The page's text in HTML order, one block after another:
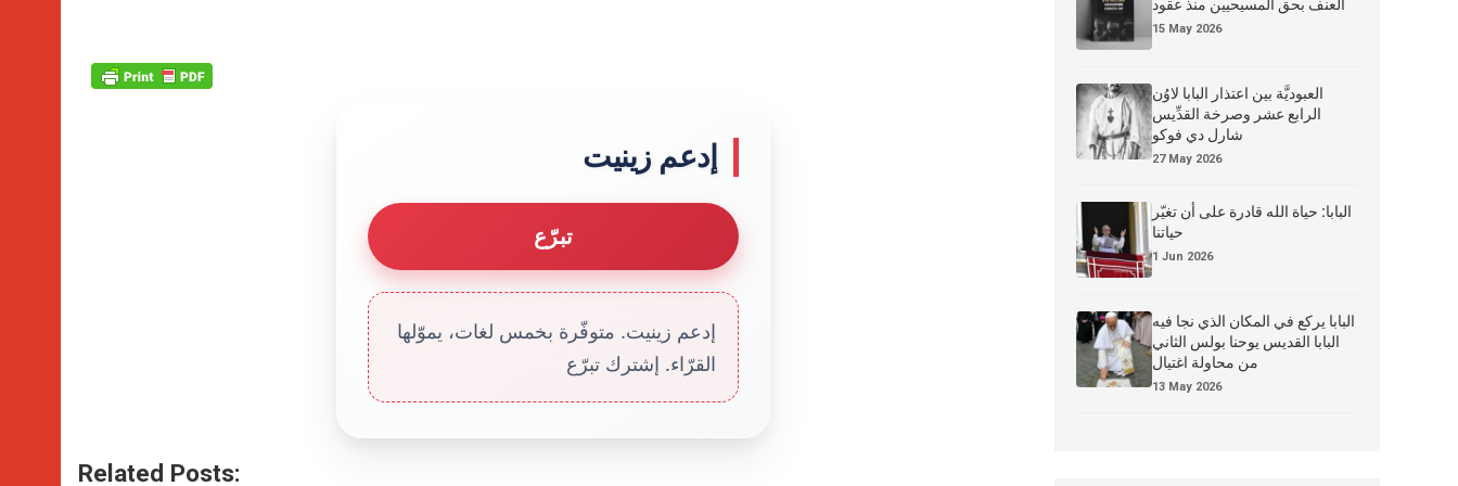
إدعم زينيت
تبرّع
إدعم زينيت. متوفّرة بخمس لغات، يموّلها
القرّاء. إشترك تبرّع
Related Posts:
العنف بحق المسيحيين منذ عقود
15 May 2026
العبوديَّة بين اعتذار البابا لاوُن
الرابع عشر وصرخة القدِّيس
شارل دي فوكو
27 May 2026
البابا: حياة الله قادرة على أن تغيّر
حياتنا
1 Jun 2026
البابا يركع في المكان الذي نجا فيه
البابا القديس يوحنا بولس الثاني
من محاولة اغتيال
13 May 2026